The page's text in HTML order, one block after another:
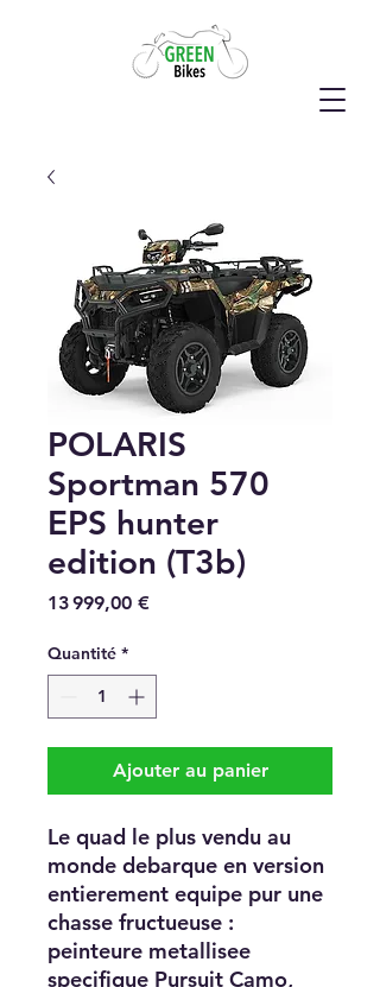
POLARIS
Sportman 570
EPS hunter
edition (T3b)
13 999,00 €Prix
Quantité *
Ajouter au panier
Le quad le plus vendu au
monde debarque en version
entierement equipe pur une
chasse fructueuse :
peinteure metallisee
specifique Pursuit Camo,